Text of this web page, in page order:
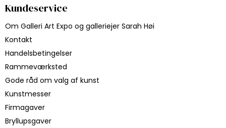
Kundeservice
Om Galleri Art Expo og galleriejer Sarah Høi
Kontakt
Handelsbetingelser
Rammeværksted
Gode råd om valg af kunst
Kunstmesser
Firmagaver
Bryllupsgaver